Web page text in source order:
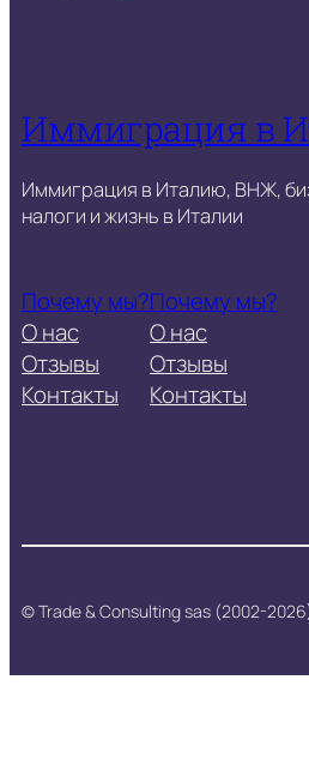
Иммиграция в
Иммиграция в Италию, ВНЖ,
налоги и жизнь в Италии
Почему мы?
О нас
Отзывы
Контакты
Почему мы?
О нас
Отзывы
Контакты
© Trade & Consulting sas (2002-